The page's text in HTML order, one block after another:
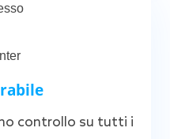
controllo su tutti i